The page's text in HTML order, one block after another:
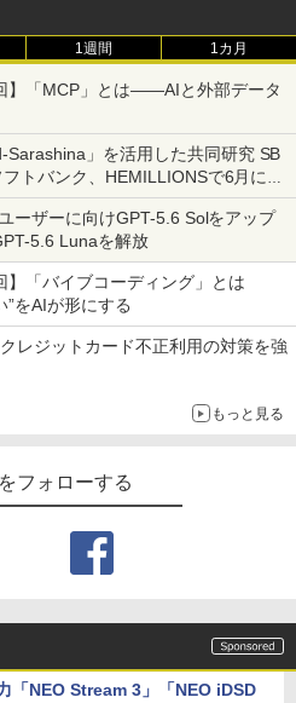
1週間 1カ月
】「MCP」とは――AIと外部データ
Sarashina」を活用した共同研究 SB
トバンク、HEMILLIONSで6月に開
ーザーに向けGPT-5.6 Solをアップ
5.6 Lunaを解放
「バイブコーディング」とは
をAIが形にする
レジットカード不正利用の対策を強
もっと見る
フォローする
「NEO Stream 3」「NEO iDSD